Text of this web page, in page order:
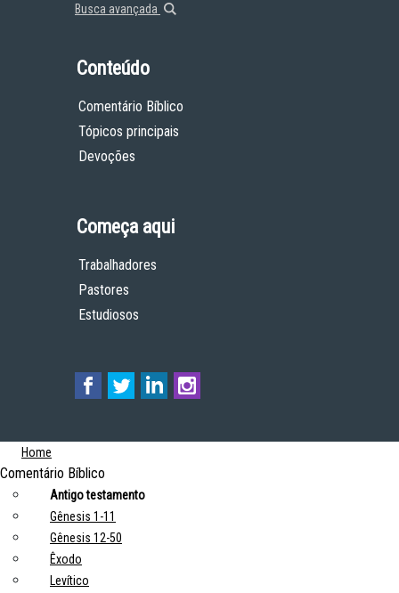
Busca avançada
Conteúdo
Comentário Bíblico
Tópicos principais
Devoções
Começa aqui
Trabalhadores
Pastores
Estudiosos
Home
Comentário Bíblico
Antigo testamento
Gênesis 1-11
Gênesis 12-50
Êxodo
Levítico